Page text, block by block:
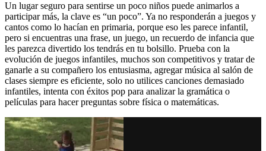
Un lugar seguro para sentirse un poco niños puede animarlos a
participar más, la clave es “un poco”. Ya no responderán a juegos y
cantos como lo hacían en primaria, porque eso les parece infantil,
pero si encuentras una frase, un juego, un recuerdo de infancia que
les parezca divertido los tendrás en tu bolsillo. Prueba con la
evolución de juegos infantiles, muchos son competitivos y tratar de
ganarle a su compañero los entusiasma, agregar música al salón de
clases siempre es eficiente, solo no utilices canciones demasiado
infantiles, intenta con éxitos pop para analizar la gramática o
películas para hacer preguntas sobre física o matemáticas.